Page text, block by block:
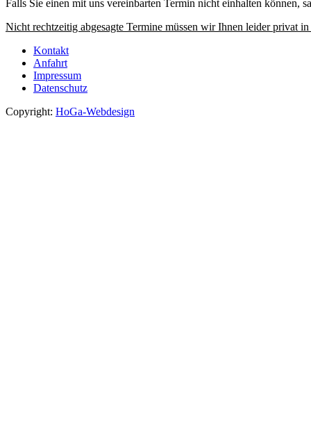
Falls Sie einen mit uns vereinbarten Termin nicht einhalten können,
Nicht rechtzeitig abgesagte Termine müssen wir Ihnen leider privat
Kontakt
Anfahrt
Impressum
Datenschutz
Copyright: HoGa-Webdesign